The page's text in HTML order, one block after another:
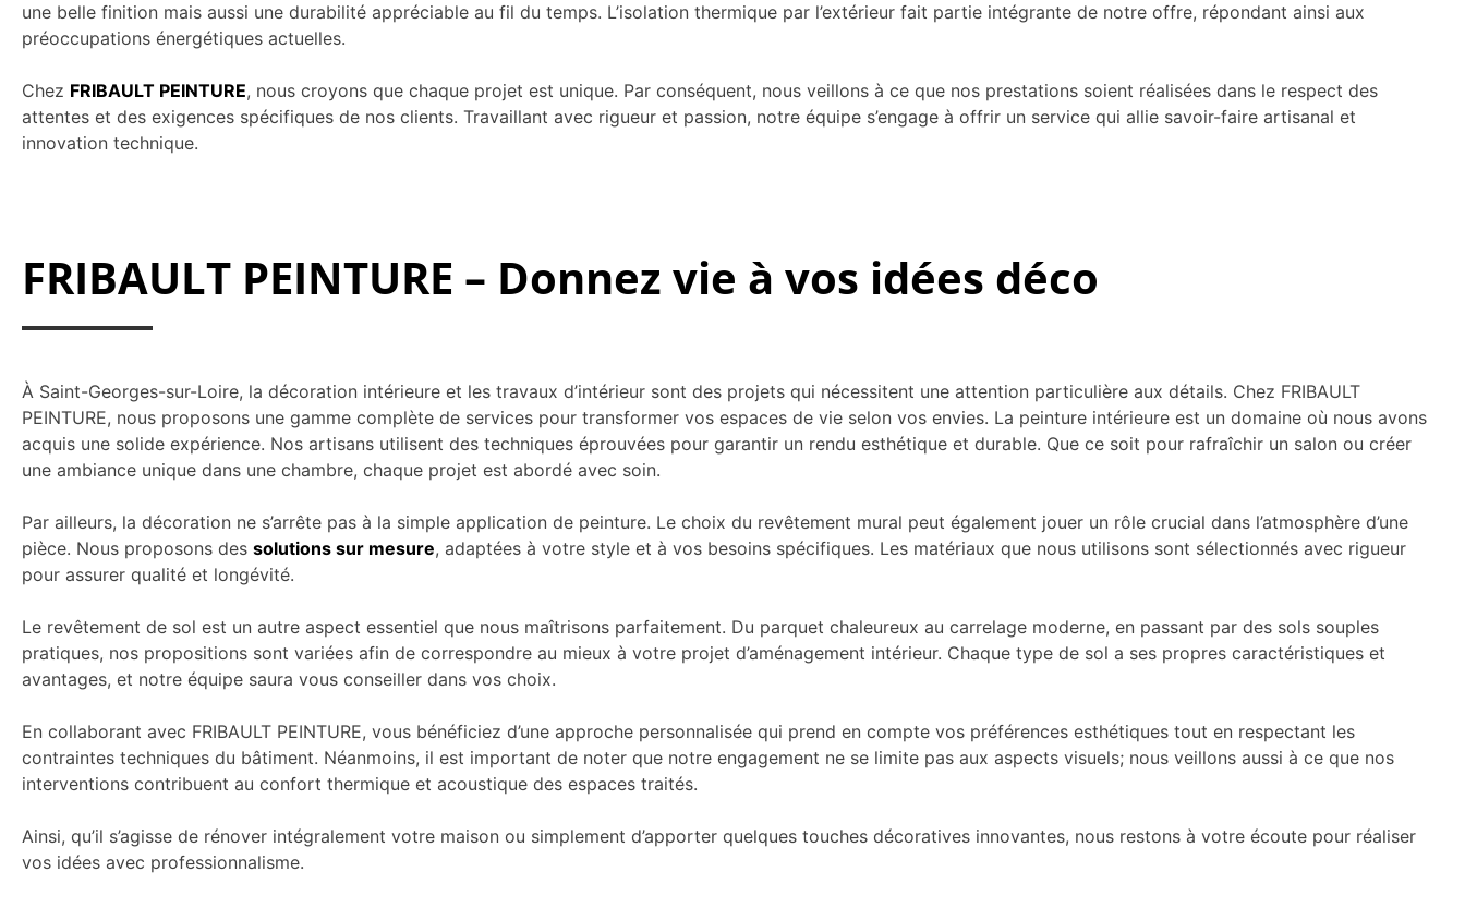
une belle finition mais aussi une durabilité appréciable au fil du temps. L’isolation thermique par l’extérieur fait partie intégrante de notre offre, répondant ainsi aux
préoccupations énergétiques actuelles.
Chez FRIBAULT PEINTURE, nous croyons que chaque projet est unique. Par conséquent, nous veillons à ce que nos prestations soient réalisées dans le respect des
attentes et des exigences spécifiques de nos clients. Travaillant avec rigueur et passion, notre équipe s’engage à offrir un service qui allie savoir-faire artisanal et
innovation technique.
FRIBAULT PEINTURE – Donnez vie à vos idées déco
À Saint-Georges-sur-Loire, la décoration intérieure et les travaux d’intérieur sont des projets qui nécessitent une attention particulière aux détails. Chez FRIBAULT
PEINTURE, nous proposons une gamme complète de services pour transformer vos espaces de vie selon vos envies. La peinture intérieure est un domaine où nous avons
acquis une solide expérience. Nos artisans utilisent des techniques éprouvées pour garantir un rendu esthétique et durable. Que ce soit pour rafraîchir un salon ou créer
une ambiance unique dans une chambre, chaque projet est abordé avec soin.
Par ailleurs, la décoration ne s’arrête pas à la simple application de peinture. Le choix du revêtement mural peut également jouer un rôle crucial dans l’atmosphère d’une
pièce. Nous proposons des solutions sur mesure, adaptées à votre style et à vos besoins spécifiques. Les matériaux que nous utilisons sont sélectionnés avec rigueur
pour assurer qualité et longévité.
Le revêtement de sol est un autre aspect essentiel que nous maîtrisons parfaitement. Du parquet chaleureux au carrelage moderne, en passant par des sols souples
pratiques, nos propositions sont variées afin de correspondre au mieux à votre projet d’aménagement intérieur. Chaque type de sol a ses propres caractéristiques et
avantages, et notre équipe saura vous conseiller dans vos choix.
En collaborant avec FRIBAULT PEINTURE, vous bénéficiez d’une approche personnalisée qui prend en compte vos préférences esthétiques tout en respectant les
contraintes techniques du bâtiment. Néanmoins, il est important de noter que notre engagement ne se limite pas aux aspects visuels; nous veillons aussi à ce que nos
interventions contribuent au confort thermique et acoustique des espaces traités.
Ainsi, qu’il s’agisse de rénover intégralement votre maison ou simplement d’apporter quelques touches décoratives innovantes, nous restons à votre écoute pour réaliser
vos idées avec professionnalisme.